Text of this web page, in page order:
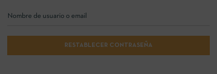
RESTABLECER CONTRASEÑA